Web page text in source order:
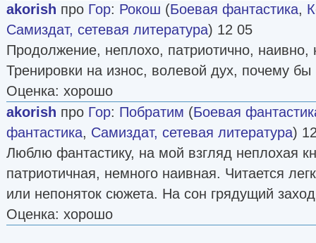
akorish про Гор: Рокош (Боевая фантастика,
Самиздат, сетевая литература) 12 05
Продолжение, неплохо, патриотично, наивно,
Тренировки на износ, волевой дух, почему бы
Оценка: хорошо
akorish про Гор: Побратим (Боевая
фантастика, Самиздат, сетевая литература)
Люблю фантастику, на мой взгляд неплохая
патриотичная, немного наивная. Читается
или непоняток сюжета. На сон грядущий
Оценка: хорошо